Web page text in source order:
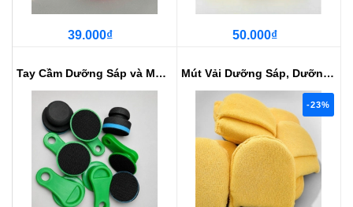
39.000₫ 50.000₫
Tay Cầm Dưỡng Sáp và Mút Dưỡng 3... Mút Vải Dưỡng Sáp, Dưỡng Da, Dưỡ...
-23%